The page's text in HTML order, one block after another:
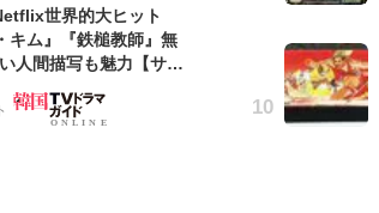
世界的大ヒット
キム』『鉄槌教師』無
人間描写も魅力【サラ